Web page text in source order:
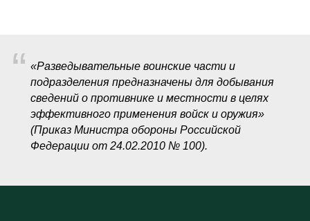
“ «Разведывательные воинские части и
подразделения предназначены для добывания
сведений о противнике и местности в целях
эффективного применения войск и оружия»
(Приказ Министра обороны Российской
Федерации от 24.02.2010 № 100).